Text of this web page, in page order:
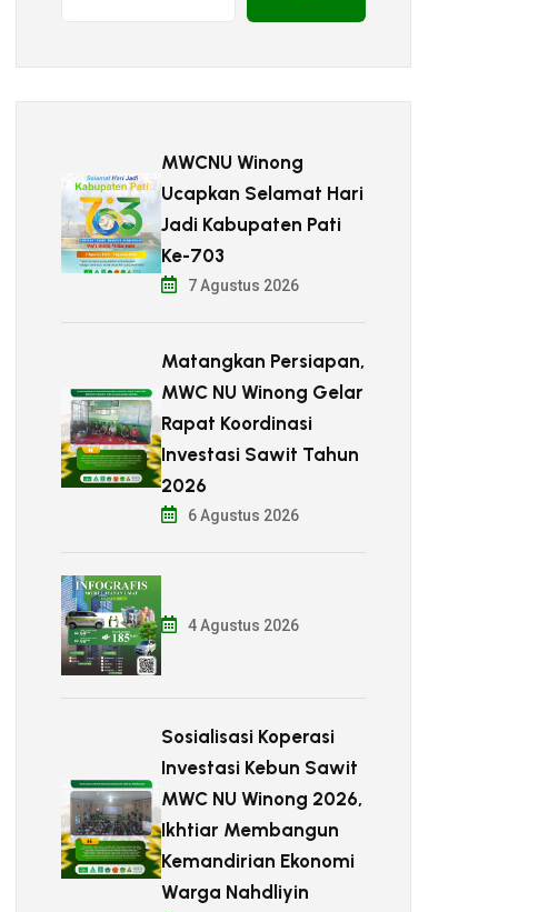
MWCNU Winong
Ucapkan Selamat Hari
Jadi Kabupaten Pati
Ke-703
7 Agustus 2026
Matangkan Persiapan,
MWC NU Winong Gelar
Rapat Koordinasi
Investasi Sawit Tahun
2026
6 Agustus 2026
4 Agustus 2026
Sosialisasi Koperasi
Investasi Kebun Sawit
MWC NU Winong 2026,
Ikhtiar Membangun
Kemandirian Ekonomi
Warga Nahdliyin